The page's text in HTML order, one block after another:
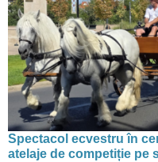
Spectacol ecvestru în
atelaje de competiție pe